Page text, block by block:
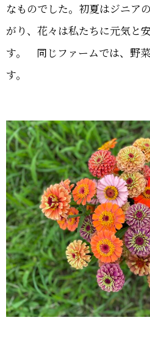
なものでした。初夏はジニア
がり、花々は私たちに元気と
す。 同じファームでは、野
す。